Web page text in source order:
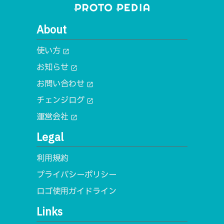
About
使い方 open_in_new
お知らせ open_in_new
お問い合わせ open_in_new
チェンジログ open_in_new
運営会社 open_in_new
Legal
利用規約
プライバシーポリシー
ロゴ使用ガイドライン
Links